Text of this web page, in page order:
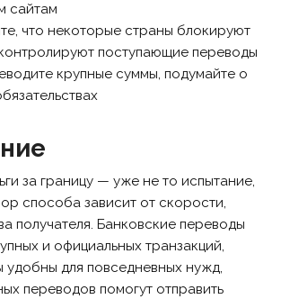
сайтам
что некоторые страны блокируют
поступающие переводы
крупные суммы, подумайте о
за границу — уже не то испытание,
способа зависит от скорости,
получателя. Банковские переводы
и официальных транзакций,
удобны для повседневных нужд,
переводов помогут отправить